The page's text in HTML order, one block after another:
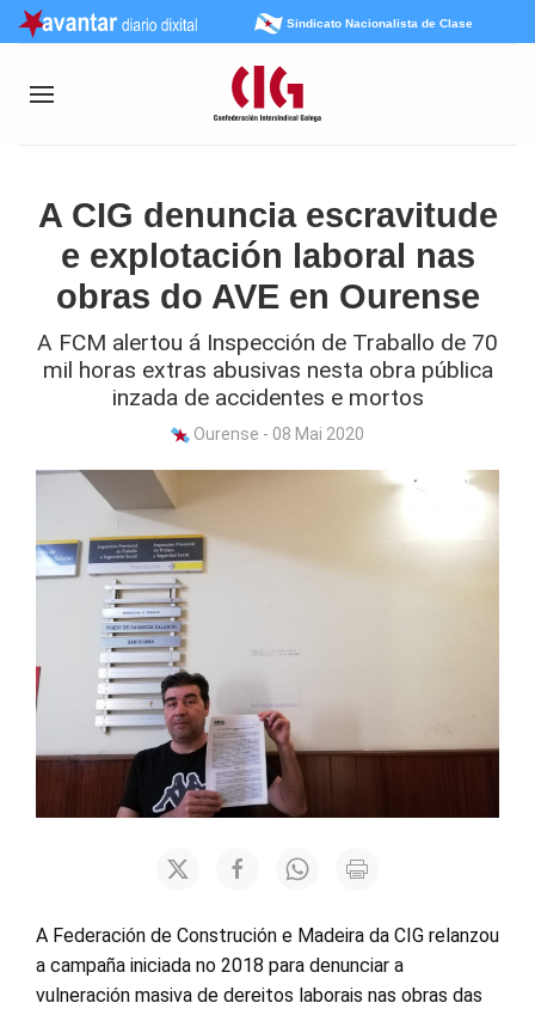
Sindicato Nacionalista de Clase
A CIG denuncia escravitude
e explotación laboral nas
obras do AVE en Ourense
A FCM alertou á Inspección de Traballo de 70
mil horas extras abusivas nesta obra pública
inzada de accidentes e mortos
Ourense - 08 Mai 2020
A Federación de Construción e Madeira da CIG relanzou
a campaña iniciada no 2018 para denunciar a
vulneración masiva de dereitos laborais nas obras das